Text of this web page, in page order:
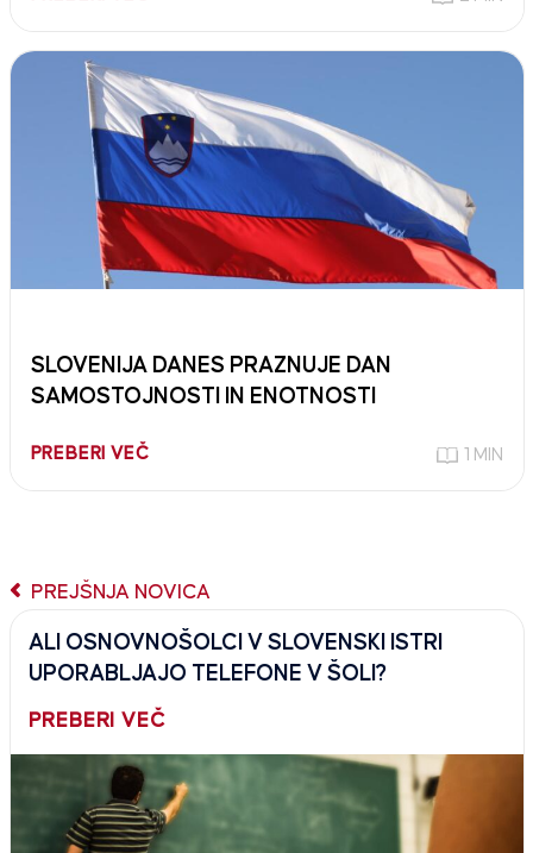
SLOVENIJA DANES PRAZNUJE DAN
SAMOSTOJNOSTI IN ENOTNOSTI
PREBERI VEČ 1 MIN
PREJŠNJA NOVICA
ALI OSNOVNOŠOLCI V SLOVENSKI ISTRI
UPORABLJAJO TELEFONE V ŠOLI?
PREBERI VEČ